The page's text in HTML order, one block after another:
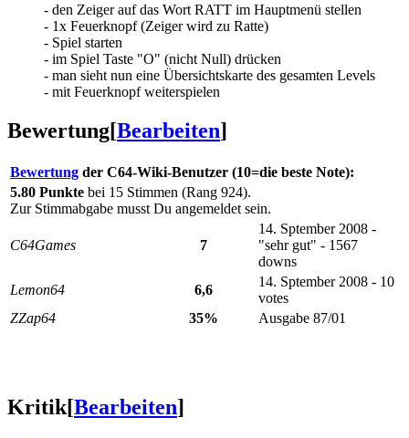
- den Zeiger auf das Wort RATT im Hauptmenü stellen
- 1x Feuerknopf (Zeiger wird zu Ratte)
- Spiel starten
- im Spiel Taste "O" (nicht Null) drücken
- man sieht nun eine Übersichtskarte des gesamten Levels
- mit Feuerknopf weiterspielen
Bewertung[Bearbeiten]
Bewertung der C64-Wiki-Benutzer (10=die beste Note):
5.80 Punkte bei 15 Stimmen (Rang 924).
Zur Stimmabgabe musst Du angemeldet sein.
C64Games 7
14. Sptember 2008 -
"sehr gut" - 1567
downs
Lemon64
6,6
14. Sptember 2008 - 10
votes
ZZap64
35% Ausgabe 87/01
Kritik[Bearbeiten]